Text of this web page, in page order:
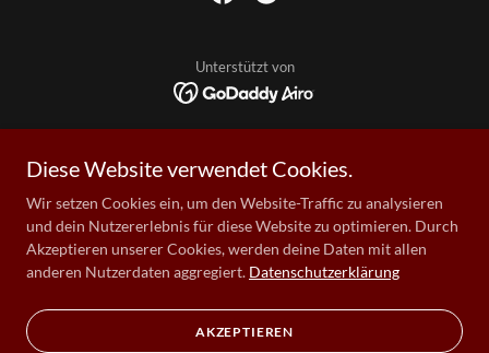
Unterstützt von
AUFFÜHRUNGSBEDINGUNGEN
DATENSCHUTZERKLÄRUNG
IMPRESSUM
ANFAHRT
THEATER 2026-D' WAHLLUMPN
AUF D'SAITN IN HOFKIRCHEN
Diese Website verwendet Cookies.
Wir setzen Cookies ein, um den Website-Traffic zu analysieren
und dein Nutzererlebnis für diese Website zu optimieren. Durch
Akzeptieren unserer Cookies, werden deine Daten mit allen
anderen Nutzerdaten aggregiert. Datenschutzerklärung
AKZEPTIEREN